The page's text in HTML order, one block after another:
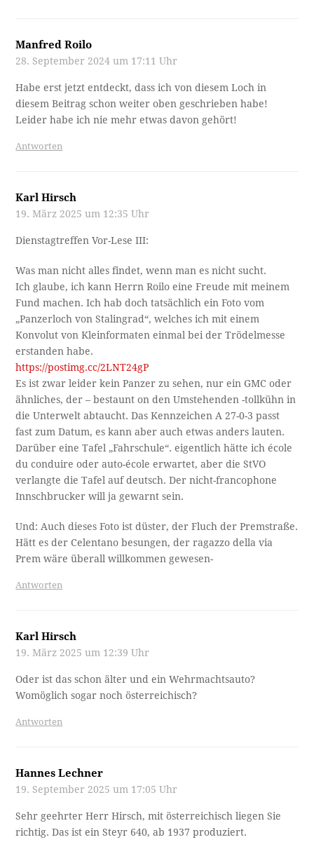
Manfred Roilo
28. September 2024 um 17:11 Uhr
Habe erst jetzt entdeckt, dass ich von diesem Loch in
diesem Beitrag schon weiter oben geschrieben habe!
Leider habe ich nie mehr etwas davon gehört!
Antworten
Karl Hirsch
19. März 2025 um 12:35 Uhr
Dienstagtreffen Vor-Lese III:
Was man nicht alles findet, wenn man es nicht sucht.
Ich glaube, ich kann Herrn Roilo eine Freude mit meinem
Fund machen. Ich hab doch tatsächlich ein Foto vom
„Panzerloch von Stalingrad“, welches ich mit einem
Konvolut von Kleinformaten einmal bei der Trödelmesse
erstanden habe.
https://postimg.cc/2LNT24gP
Es ist zwar leider kein Panzer zu sehen, nur ein GMC oder
ähnliches, der – bestaunt on den Umstehenden -tollkühn in
die Unterwelt abtaucht. Das Kennzeichen A 27-0-3 passt
fast zum Datum, es kann aber auch etwas anders lauten.
Darüber eine Tafel „Fahrschule“. eigentlich hätte ich école
du conduire oder auto-école erwartet, aber die StVO
verlangte die Tafel auf deutsch. Der nicht-francophone
Innschbrucker will ja gewarnt sein.
Und: Auch dieses Foto ist düster, der Fluch der Premstraße.
Hätt es der Celentano besungen, der ragazzo della via
Prem wäre überall willkommen gewesen-
Antworten
Karl Hirsch
19. März 2025 um 12:39 Uhr
Oder ist das schon älter und ein Wehrmachtsauto?
Womöglich sogar noch österreichisch?
Antworten
Hannes Lechner
19. September 2025 um 17:05 Uhr
Sehr geehrter Herr Hirsch, mit österreichisch liegen Sie
richtig. Das ist ein Steyr 640, ab 1937 produziert.